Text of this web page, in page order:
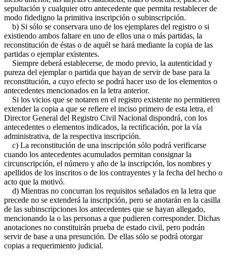
sepultación y cualquier otro antecedente que permita restablecer de
modo fidedigno la primitiva inscripción o subinscripción.
b) Si sólo se conservara uno de los ejemplares del registro o si
existiendo ambos faltare en uno de ellos una o más partidas, la
reconstitución de éstas o de aquél se hará mediante la copia de las
partidas o ejemplar existentes.
Siempre deberá establecerse, de modo previo, la autenticidad y
pureza del ejemplar o partida que hayan de servir de base para la
reconstitución, a cuyo efecto se podrá hacer uso de los elementos o
antecedentes mencionados en la letra anterior.
Si los vicios que se notaren en el registro existente no permitieren
extender la copia a que se refiere el inciso primero de esta letra, el
Director General del Registro Civil Nacional dispondrá, con los
antecedentes o elementos indicados, la rectificación, por la vía
administrativa, de la respectiva inscripción.
c) La reconstitución de una inscripción sólo podrá verificarse
cuando los antecedentes acumulados permitan consignar la
circunscripción, el número y año de la inscripción, los nombres y
apellidos de los inscritos o de los contrayentes y la fecha del hecho o
acto que la motivó.
d) Mientras no concurran los requisitos señalados en la letra que
precede no se extenderá la inscripción, pero se anotarán en la casilla
de las subinscripciones los antecedentes que se hayan allegado,
mencionando la o las personas a que pudieren corresponder. Dichas
anotaciones no constituirán prueba de estado civil, pero podrán
servir de base a una presunción. De ellas sólo se podrá otorgar
copias a requerimiento judicial.